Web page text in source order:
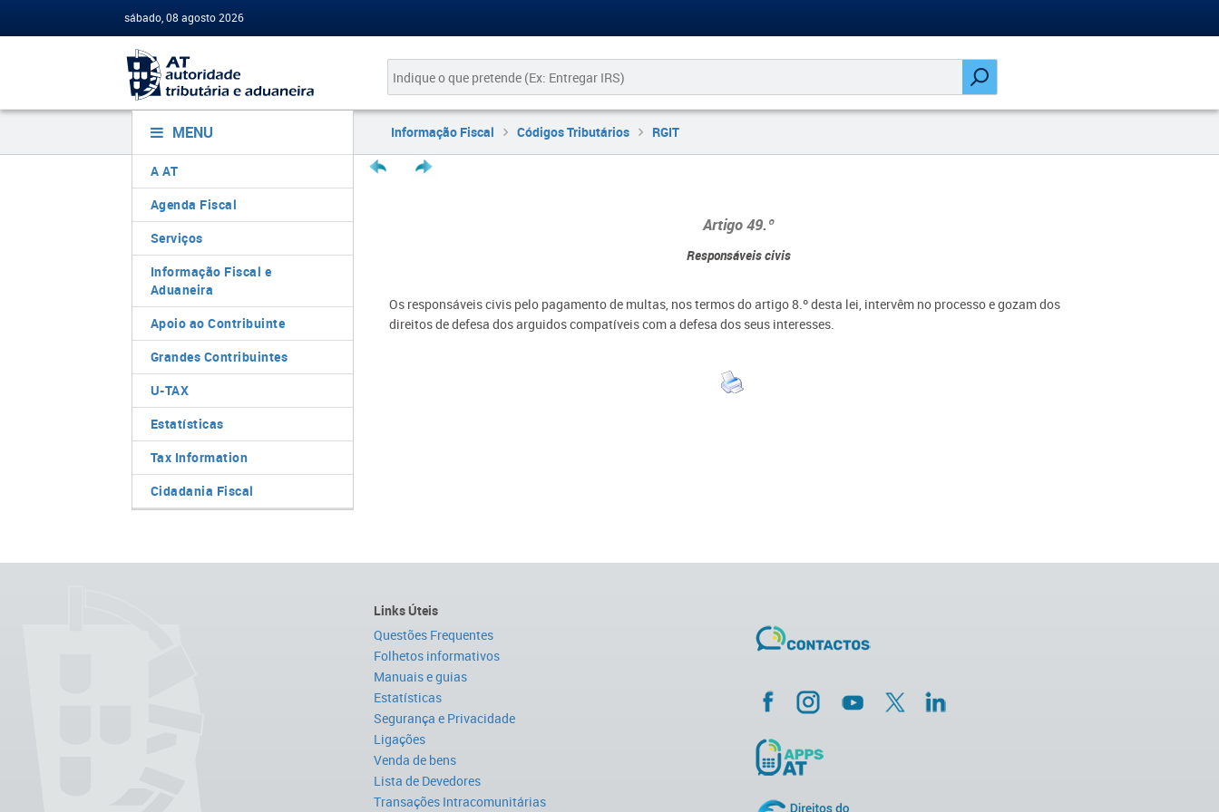
sábado, 08 agosto 2026
MENU
A AT
Agenda Fiscal
Serviços
Informação Fiscal e
Aduaneira
Apoio ao Contribuinte
Grandes Contribuintes
U-TAX
Estatísticas
Tax Information
Cidadania Fiscal
Informação Fiscal Códigos Tributários RGIT
Artigo 49.º
Responsáveis civis
Os responsáveis civis pelo pagamento de multas, nos termos do artigo 8.º desta lei, intervêm no processo e gozam dos
direitos de defesa dos arguidos compatíveis com a defesa dos seus interesses.
Links Úteis
Questões Frequentes
Folhetos informativos
Manuais e guias
Estatísticas
Segurança e Privacidade
Ligações
Venda de bens
Lista de Devedores
Transações Intracomunitárias